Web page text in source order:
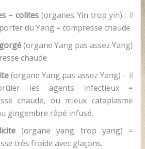
– colites(organes Yin trop yin) : il
du Yang = compresse chaude.
(organe Yang pas assez Yang)
chaude.
(organe Yang pas assez Yang) – il
les agents infectieux =
chaude, ou mieux cataplasme
gingembre râpé infusé.
(organe yang trop yang) =
très froide avec glaçons.